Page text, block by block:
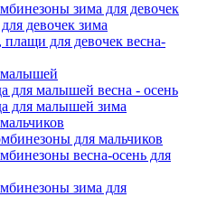
зима для девочек
девочек зима
для девочек весна-
малышей
для малышей весна - осень
для малышей зима
для мальчиков
весна-осень для
зима для